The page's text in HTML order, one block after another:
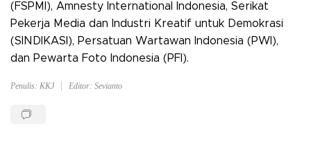
(FSPMI), Amnesty International Indonesia, Serikat
Pekerja Media dan Industri Kreatif untuk Demokrasi
(SINDIKASI), Persatuan Wartawan Indonesia (PWI),
dan Pewarta Foto Indonesia (PFI).
Penulis: KKJ Editor: Sevianto